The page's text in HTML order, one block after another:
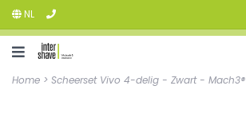
NL
Home > Scheerset Vivo 4-delig - Zwart - Mach3®